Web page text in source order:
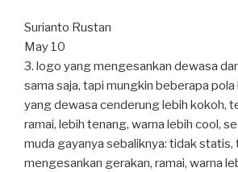
Surianto Rustan
May 10
3. logo yang mengesankan dewasa
sama saja, tapi mungkin beberapa pola
yang dewasa cenderung lebih kokoh,
ramai, lebih tenang, warna lebih cool,
muda gayanya sebaliknya: tidak statis,
mengesankan gerakan, ramai, warna